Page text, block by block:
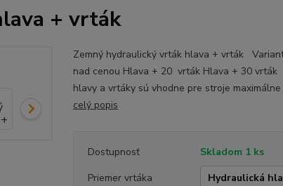
+ vrták
Zemný hydraulický vrták hlava + vrták
nad cenou Hlava + 20 vrták Hlava + 30
hlavy a vrtáky sú vhodne pre stroje
celý popis
Dostupnosť
Skladom 1 ks
Priemer vrtáka